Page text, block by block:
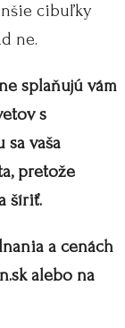
cibuľky
ne.
splaňujú vám
s
sa vaša
pretože
šíriť.
a cenách
alebo na